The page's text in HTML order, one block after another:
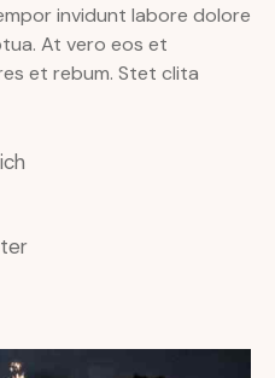
invidunt labore dolore
At vero eos et
et rebum. Stet clita